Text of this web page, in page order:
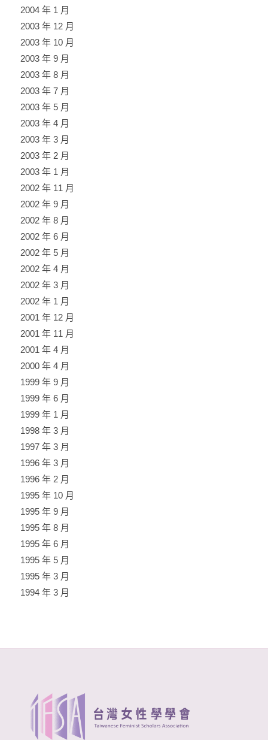
2004 年 1 月
2003 年 12 月
2003 年 10 月
2003 年 9 月
2003 年 8 月
2003 年 7 月
2003 年 5 月
2003 年 4 月
2003 年 3 月
2003 年 2 月
2003 年 1 月
2002 年 11 月
2002 年 9 月
2002 年 8 月
2002 年 6 月
2002 年 5 月
2002 年 4 月
2002 年 3 月
2002 年 1 月
2001 年 12 月
2001 年 11 月
2001 年 4 月
2000 年 4 月
1999 年 9 月
1999 年 6 月
1999 年 1 月
1998 年 3 月
1997 年 3 月
1996 年 3 月
1996 年 2 月
1995 年 10 月
1995 年 9 月
1995 年 8 月
1995 年 6 月
1995 年 5 月
1995 年 3 月
1994 年 3 月